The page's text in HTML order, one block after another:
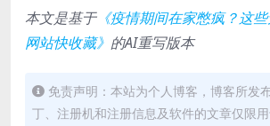
本文是基于《疫情期间在家憋疯？这
网站快收藏》 的AI重写版本
免责声明：本站为个人博客，博客所发
丁、注册机和注册信息及软件的文章仅限